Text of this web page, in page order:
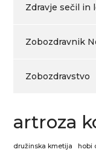
Zdravje sečil in
Zobozdravnik
Zobozdravstvo
artroza
družinska kmetija hobi